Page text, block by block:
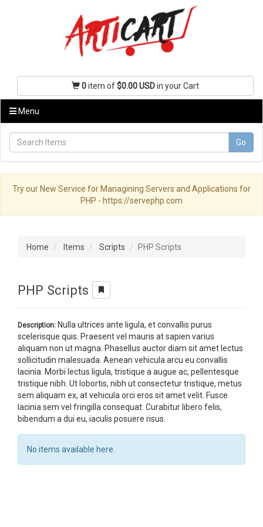
0item of$0.00 USDin your Cart
Menu
Go
Try our New Service for Managining Servers and Applications for
PHP - https://servephp.com
Home Items Scripts PHP Scripts
PHP Scripts
Description: Nulla ultrices ante ligula, et convallis purus
scelerisque quis. Praesent vel mauris at sapien varius
aliquam non ut magna. Phasellus auctor diam sit amet lectus
sollicitudin malesuada. Aenean vehicula arcu eu convallis
lacinia. Morbi lectus ligula, tristique a augue ac, pellentesque
tristique nibh. Ut lobortis, nibh ut consectetur tristique, metus
sem aliquam ex, at vehicula orci eros sit amet velit. Fusce
lacinia sem vel fringilla consequat. Curabitur libero felis,
bibendum a dui eu, iaculis posuere risus.
No items available here.